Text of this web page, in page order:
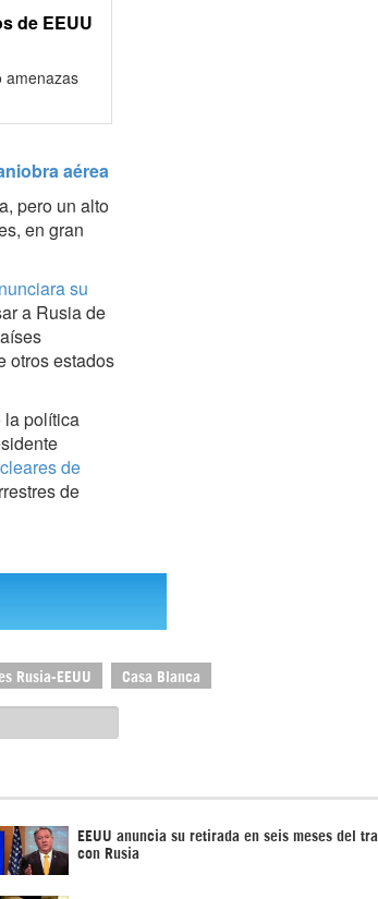
de EEUU
amenazas
aérea
pero un alto
en gran
su
a Rusia de
otros estados
la política
de
de
Rusia-EEUU Casa Blanca
EEUU anuncia su retirada en seis meses del
con Rusia